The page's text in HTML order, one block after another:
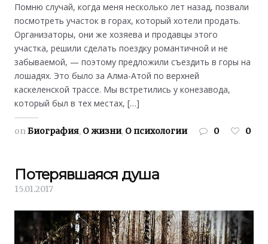
Помню случай, когда меня несколько лет назад, позвали
посмотреть участок в горах, который хотели продать.
Организаторы, они же хозяева и продавцы этого
участка, решили сделать поездку романтичной и не
забываемой, — поэтому предложили съездить в горы на
лошадях. Это было за Алма-Атой по верхней
каскеленской трассе. Мы встретились у конезавода,
который был в тех местах, […]
onБиография, О жизни, О психологии 0 0
Потерявшаяся душа
15.01.2017